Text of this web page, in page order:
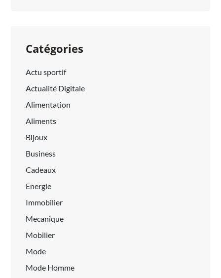
Catégories
Actu sportif
Actualité Digitale
Alimentation
Aliments
Bijoux
Business
Cadeaux
Energie
Immobilier
Mecanique
Mobilier
Mode
Mode Homme